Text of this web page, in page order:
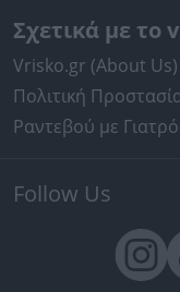
Σχετικά με το
Vrisko.gr (About Us)
Πολιτική
Ραντεβού με Γιατρό
Follow Us